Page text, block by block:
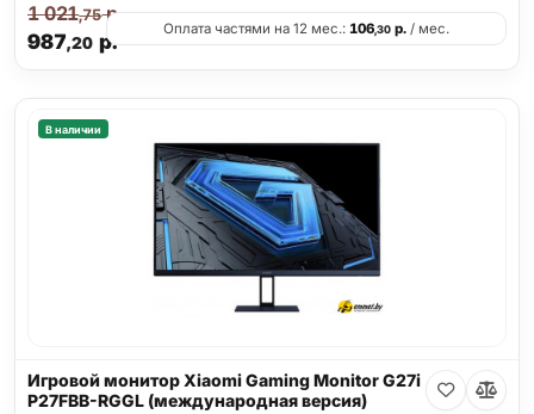
987,20р.
1 021,75р.
Оплата частями на 12 мес.: 106,30 р. / мес.
В наличии
Игровой монитор Xiaomi Gaming Monitor G27i
P27FBB-RGGL (международная версия)